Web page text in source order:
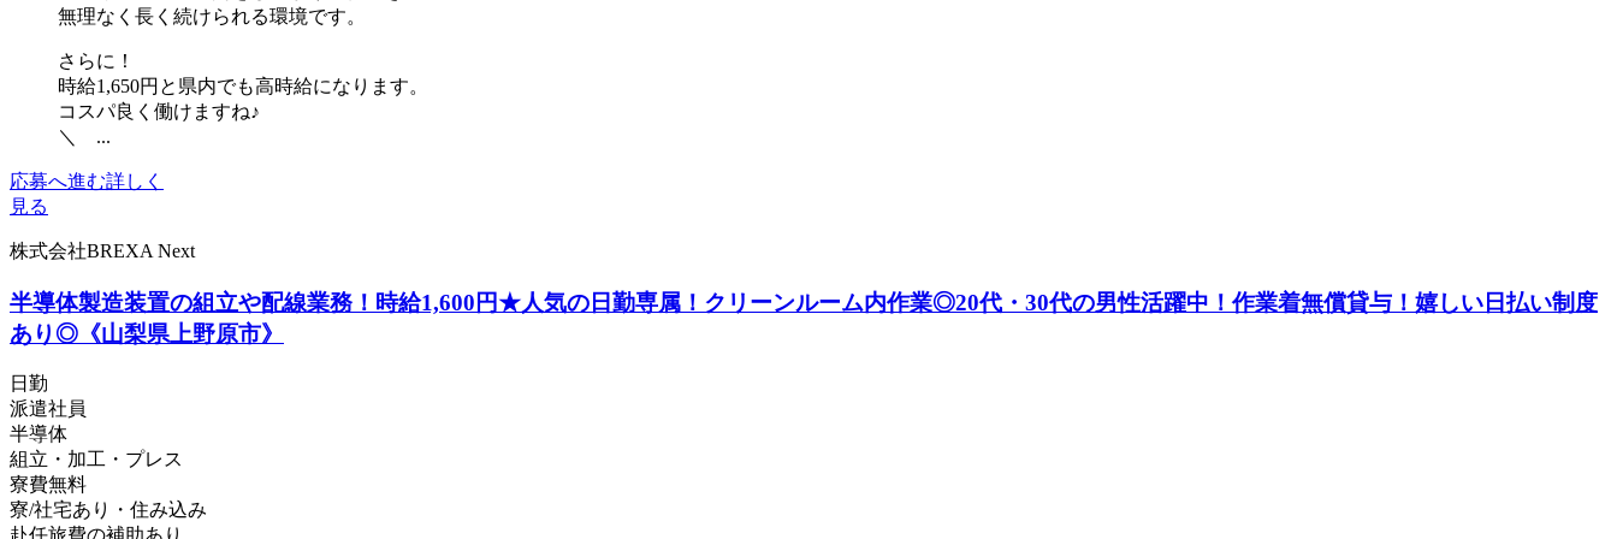
無理なく長く続けられる環境です。
さらに！
時給1,650円と県内でも高時給になります。
コスパ良く働けますね♪
＼ ...
応募へ進む詳しく
見る
株式会社BREXA Next
半導体製造装置の組立や配線業務！時給1,600円★人気の日勤専属！クリーンルーム内作業◎20代・30代の男性活躍中！作業着無償貸与！嬉しい日払い制度
あり◎《山梨県上野原市》
日勤
派遣社員
半導体
組立・加工・プレス
寮費無料
寮/社宅あり・住み込み